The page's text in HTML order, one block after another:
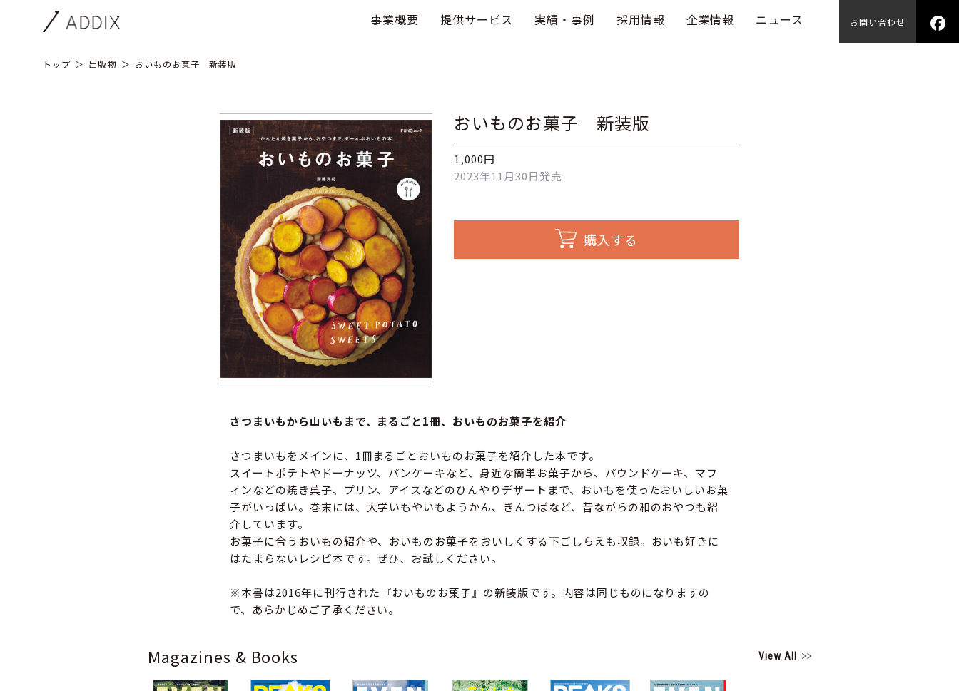
事業概要 提供サービス 実績・事例 採用情報 企業情報 ニュース お問い合わせ
トップ 出版物 おいものお菓子 新装版
おいものお菓子 新装版
1,000円
2023年11月30日発売
購入する
さつまいもから山いもまで、まるごと1冊、おいものお菓子を紹介
さつまいもをメインに、1冊まるごとおいものお菓子を紹介した本です。
スイートポテトやドーナッツ、パンケーキなど、身近な簡単お菓子から、パウンドケーキ、マフ
ィンなどの焼き菓子、プリン、アイスなどのひんやりデザートまで、おいもを使ったおいしいお菓
子がいっぱい。巻末には、大学いもやいもようかん、きんつばなど、昔ながらの和のおやつも紹
介しています。
お菓子に合うおいもの紹介や、おいものお菓子をおいしくする下ごしらえも収録。おいも好きに
はたまらないレシピ本です。ぜひ、お試しください。
※本書は2016年に刊行された『おいものお菓子』の新装版です。内容は同じものになりますの
で、あらかじめご了承ください。
Magazines & Books View All